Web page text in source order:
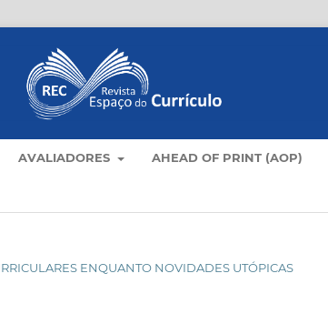
AVALIADORES AHEAD OF PRINT (AOP)
ENQUANTO NOVIDADES UTÓPICAS